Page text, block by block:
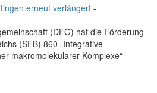
erneut verlängert -
(DFG) hat die Förderung
(SFB) 860 „Integrative
makromolekularer Komplexe“